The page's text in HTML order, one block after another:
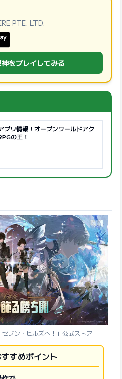
PTE. LTD.
手に入れよう
神をプレイしてみる
プリ情報！オープンワールドアク
の王！
ブン・ヒルズへ！」公式ストア
すめポイント